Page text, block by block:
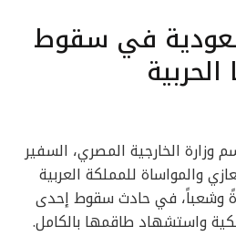
في سقوط
وزارة الخارجية المصري، السفير
والمواساة للمملكة العربية
وشعباً، في حادث سقوط إحدى
واستشهاد طاقمها بالكامل.